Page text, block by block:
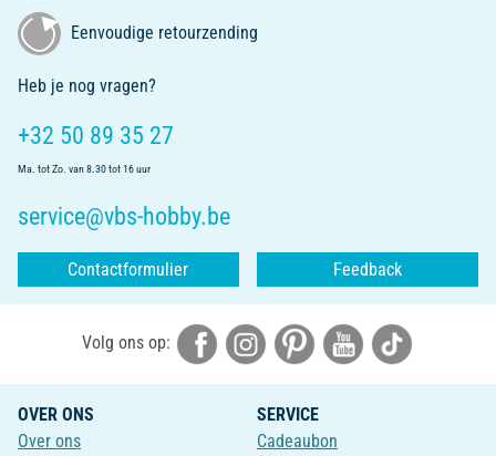
Eenvoudige retourzending
Heb je nog vragen?
+32 50 89 35 27
Ma. tot Zo. van 8.30 tot 16 uur
service@vbs-hobby.be
Contactformulier Feedback
Volg ons op:
OVER ONS
Over ons
SERVICE
Cadeaubon